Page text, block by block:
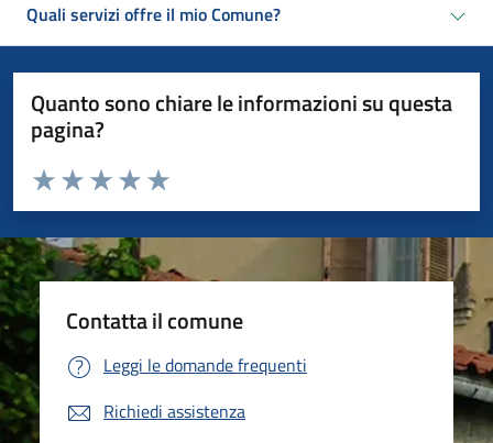
Quali servizi offre il mio Comune?
Quanto sono chiare le informazioni su questa
pagina?
Valuta da 1 a 5 stelle la pagina
Valuta 5 stelle su 5
Valuta 4 stelle su 5
Valuta 3 stelle su 5
Valuta 2 stelle su 5
Valuta 1 stelle su 5
Contatta il comune
Leggi le domande frequenti
Richiedi assistenza